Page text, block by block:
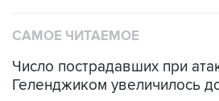
САМОЕ ЧИТАЕМОЕ
Число пострадавших при
Геленджиком увеличилось